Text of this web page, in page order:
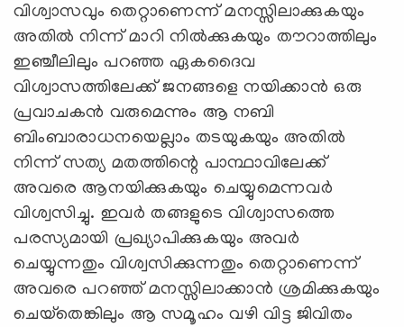
വിശ്വാസവും തെറ്റാണെന്ന് മനസ്സിലാക്കുകയും
അതില്‍ നിന്ന് മാറി നില്‍ക്കുകയും തൗറാത്തിലും
ഇഞ്ചീലിലും പറഞ്ഞ ഏകദൈവ
വിശ്വാസത്തിലേക്ക് ജനങ്ങളെ നയിക്കാന്‍ ഒരു
പ്രവാചകന്‍ വരുമെന്നും ആ നബി
ബിംബാരാധനയെല്ലാം തടയുകയും അതില്‍
നിന്ന് സത്യ മതത്തിന്റെ പാന്ഥാവിലേക്ക്
അവരെ ആനയിക്കുകയും ചെയ്യുമെന്നവര്‍
വിശ്വസിച്ചു. ഇവര്‍ തങ്ങളുടെ വിശ്വാസത്തെ
പരസ്യമായി പ്രഖ്യാപിക്കുകയും അവര്‍
ചെയ്യുന്നതും വിശ്വസിക്കുന്നതും തെറ്റാണെന്ന്
അവരെ പറഞ്ഞ് മനസ്സിലാക്കാന്‍ ശ്രമിക്കുകയും
ചെയ്‌തെങ്കിലും ആ സമൂഹം വഴി വിട്ട ജിവിതം